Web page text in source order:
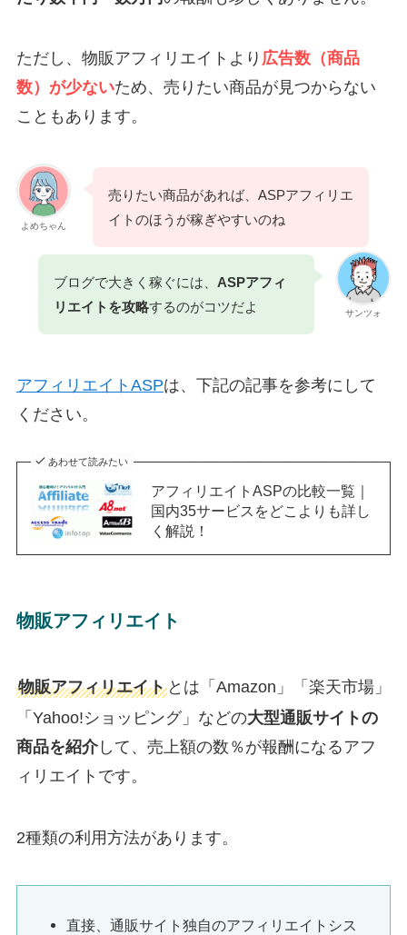
ただし、物販アフィリエイトより 広告数（商品
数）が少ないため、売りたい商品が見つからない
こともあります。
よめちゃん
売りたい商品があれば、ASPアフィリエ
イトのほうが稼ぎやすいのね
サンツォ
ブログで大きく稼ぐには、 ASPアフィ
リエイトを攻略するのがコツだよ
アフィリエイトASPは、下記の記事を参考にして
ください。
あわせて読みたい
アフィリエイトASPの比較一覧｜
国内35サービスをどこよりも詳し
く解説！
物販アフィリエイト
物販アフィリエイトとは「Amazon」「楽天市場」
「Yahoo!ショッピング」などの大型通販サイトの
商品を紹介して、売上額の数％が報酬になるアフ
ィリエイトです。
2種類の利用方法があります。
直接、通販サイト独自のアフィリエイトシス